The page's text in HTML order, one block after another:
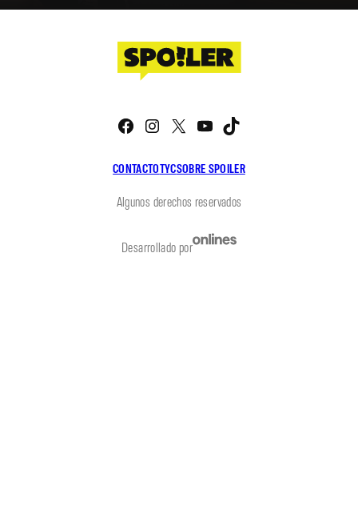
CONTACTOTYCSOBRE SPOILER
Facebook
Instagram
X YouTube
Algunos derechos reservados
Desarrollado por